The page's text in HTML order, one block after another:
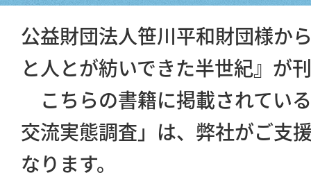
公益財団法人笹川平和財団様か
と人とが紡いできた半世紀』が
こちらの書籍に掲載されてい
交流実態調査」は、弊社がご支
なります。